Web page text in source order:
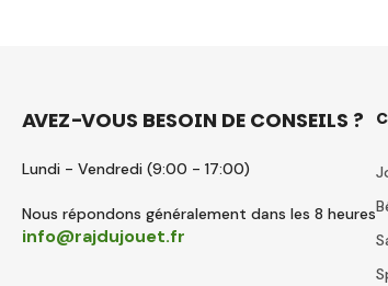
AVEZ-VOUS BESOIN DE CONSEILS ?
Lundi - Vendredi (9:00 - 17:00)
Nous répondons généralement dans les 8 heures
info@rajdujouet.fr